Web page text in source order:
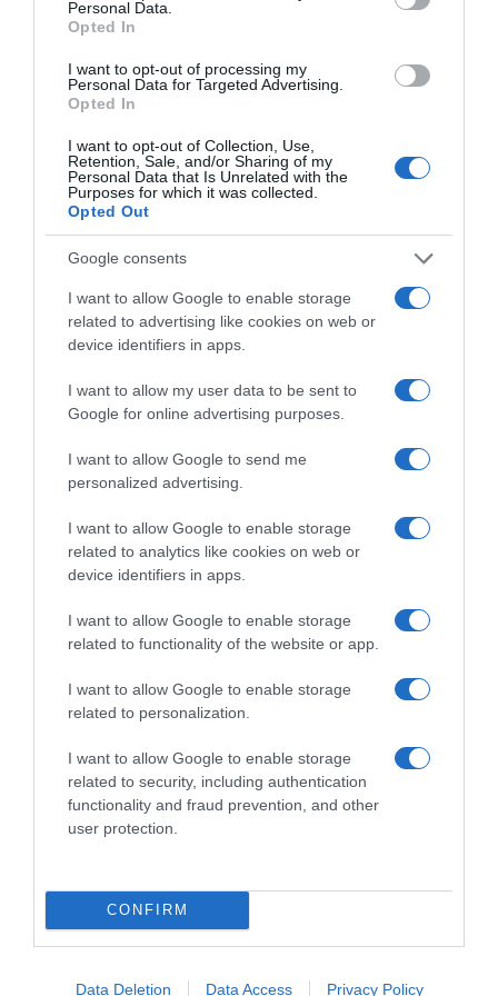
Personal Data.
Opted In
I want to opt-out of processing my
Personal Data for Targeted Advertising.
Opted In
I want to opt-out of Collection, Use,
Retention, Sale, and/or Sharing of my
Personal Data that Is Unrelated with the
Purposes for which it was collected.
Opted Out
Google consents
I want to allow Google to enable storage
related to advertising like cookies on web or
device identifiers in apps.
I want to allow my user data to be sent to
Google for online advertising purposes.
I want to allow Google to send me
personalized advertising.
I want to allow Google to enable storage
related to analytics like cookies on web or
device identifiers in apps.
I want to allow Google to enable storage
related to functionality of the website or app.
I want to allow Google to enable storage
related to personalization.
I want to allow Google to enable storage
related to security, including authentication
functionality and fraud prevention, and other
user protection.
CONFIRM
Data Deletion Data Access Privacy Policy
Η Γαρυφαλλιά Καληφώνη απόλαυσε τον
Χρήστο Μάστορα στην τελευταία
συναυλία της περιοδείας του στον
Λυκαβηττό (pics)
Ο Δημήτρης Αλεξάνδρου “καρφώνει” τη
Σίσσυ Χρηστίδου – «Είναι άφαντη, δεν
απαντάει σε μηνύματα και τηλέφωνα» (vid)
Προσθήκη ως προτεινόμενη
πηγή στην Google
Ακολούθησε το debater.gr στοGoogle News
και μάθετε πρώτοι όλες τις ειδήσεις
Share Tweet
ΠΑΡΟΥΣΙΑΣΤΕΣ